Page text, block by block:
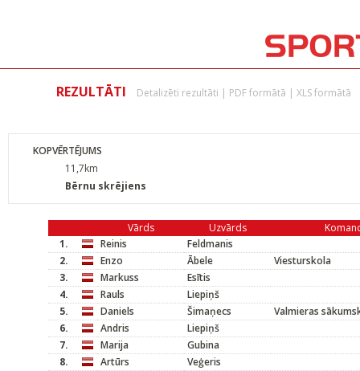
REZULTĀTI Detalizēti rezultāti | PDF formātā | XLS formātā
KOPVĒRTĒJUMS
11,7km
Bērnu skrējiens
Vārds Uzvārds
1.
Reinis
Feldmanis
2.
Enzo Ābele
Viesturskola
3.
Markuss
Esītis
4.
Rauls
Liepiņš
5.
Daniels Šimaņecs
Valmieras
6.
Andris
Liepiņš
7.
Marija
Gubina
8.
Artūrs
Veģeris